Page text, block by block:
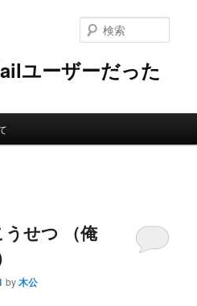
ユーザーだった
索
うせつ （俺
by木公